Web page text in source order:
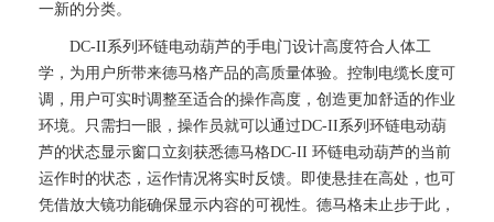
一新的分类。
DC-II系列环链电动葫芦的手电门设计高度符合人体工
学，为用户所带来德马格产品的高质量体验。控制电缆长度可
调，用户可实时调整至适合的操作高度，创造更加舒适的作业
环境。只需扫一眼，操作员就可以通过DC-II系列环链电动葫
芦的状态显示窗口立刻获悉德马格DC-II 环链电动葫芦的当前
运作时的状态，运作情况将实时反馈。即使悬挂在高处，也可
凭借放大镜功能确保显示内容的可视性。德马格未止步于此，